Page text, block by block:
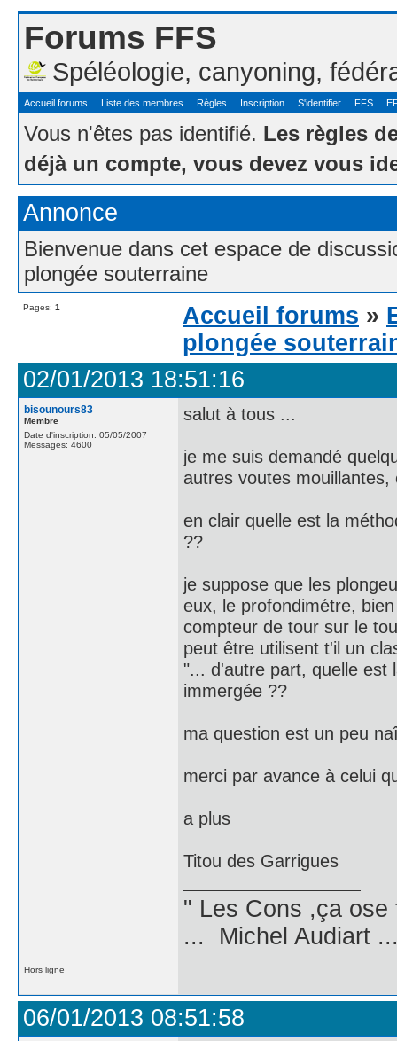
Forums FFS
Spéléologie, canyoning,
Accueil forums Liste des membres Règles Inscription S'identifier FFS
Vous n'êtes pas identifié. Les règles
déjà un compte, vous devez vous
Annonce
Bienvenue dans cet espace de
plongée souterraine
Pages: 1 Accueil forums »
plongée
02/01/2013 18:51:16
bisounours83
Membre
Date d'inscription: 05/05/2007
Messages: 4600
salut à tous ...
je me suis demandé
autres voutes
en clair quelle est la
??
je suppose que les
eux, le profondimétre,
compteur de tour sur le
peut être utilisent t'il un
"... d'autre part, quelle est
immergée ??
ma question est un peu
merci par avance à celui
a plus
Titou des Garrigues
" Les Cons ,ça
... Michel Audiart
Hors ligne
06/01/2013 08:51:58